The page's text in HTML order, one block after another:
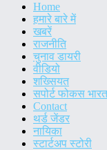
Home
हमारे बारे में
खबरें
राजनीति
चुनाव डायरी
वीडियो
शख्सियत
सपोर्ट फोकस भारत
Contact
थर्ड जेंडर
नायिका
स्टार्टअप स्टोरी